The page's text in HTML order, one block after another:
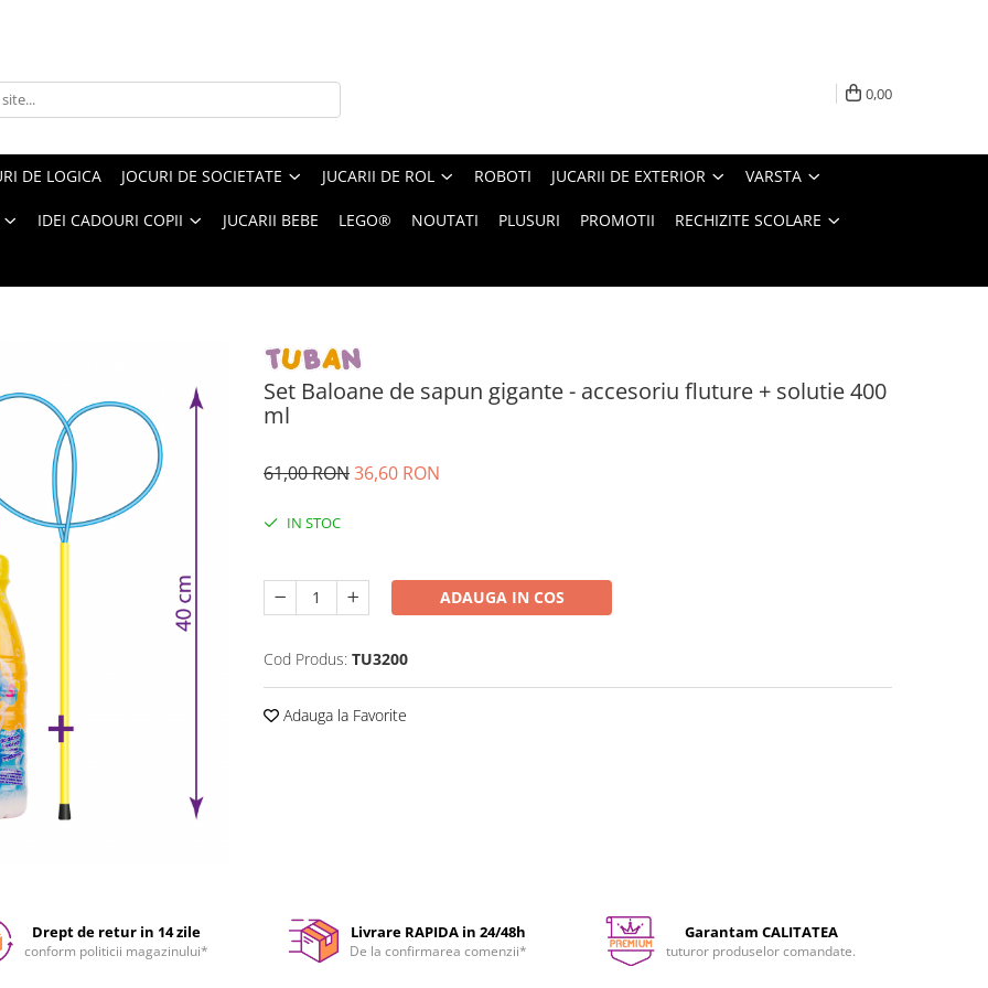
0,00
DE LOGICA JOCURI DE SOCIETATE JUCARII DE ROL ROBOTI JUCARII DE EXTERIOR VARSTA
IDEI CADOURI COPII JUCARII BEBE LEGO® NOUTATI PLUSURI PROMOTII RECHIZITE SCOLARE
Set Baloane de sapun gigante - accesoriu fluture + solutie 400
ml
61,00 RON36,60 RON
IN STOC
ADAUGA IN COS
Cod Produs: TU3200
Adauga la Favorite
Drept de retur in 14 zile
conform politicii magazinului*
Livrare RAPIDA in 24/48h
De la confirmarea comenzii*
Garantam CALITATEA
tuturor produselor comandate.